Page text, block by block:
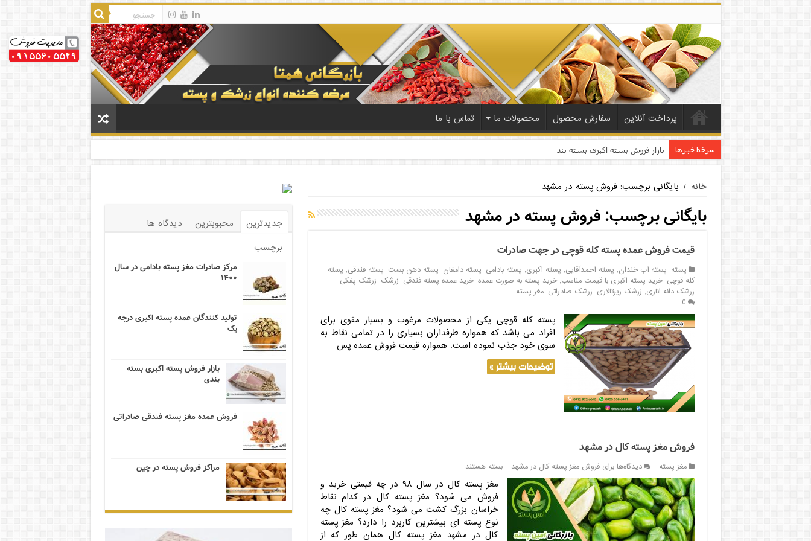
پرداخت آنلاین سفارش محصول محصولات ما تماس با ما
سرخط خبرها بازار فروش پسته اکبری بسته بندی
خانه / بایگانی برچسب: فروش پسته در مشهد
بایگانی برچسب:فروش پسته در مشهد
قیمت فروش عمده پسته کله قوچی در جهت صادرات
پسته, پسته آب خندان, پسته احمدآقایی, پسته اکبری, پسته بادامی, پسته دامغان, پسته دهن بست, پسته فندقی, پسته
کله قوچی,خرید پسته اکبری با قیمت مناسب,خرید پسته به صورت عمده,خرید عمده پسته فندقی, زرشک, زرشک پفکی,
زرشک دانه اناری, زرشک زیرتالاری, زرشک صادراتی,مغز پسته
0
پسته کله قوچی یکی از محصولات مرغوب و بسیار مقوی برای
افراد می باشد که همواره طرفداران بسیاری را در تمامی نقاط به
سوی خود جذب نموده است. همواره قیمت فروش عمده پس
توضیحات بیشتر »
فروش مغز پسته کال در مشهد
مغز پسته دیدگاه‌هابرای فروش مغز پسته کال در مشهد بسته هستند
مغز پسته کال در سال ۹۸ در چه قیمتی خرید و
فروش می شود؟ مغز پسته کال در کدام نقاط
خراسان بزرگ کشت می شود؟ مغز پسته کال چه
نوع پسته ای بیشترین کاربرد را دارد؟ مغز پسته
کال در مشهد مغز پسته کال همان طور که از
جدیدترین محبوبترین
دیدگاه ها
برچسب
مرکز صادرات مغز پسته بادامی در سال
۱۴۰۰
تولید کنندگان عمده پسته اکبری درجه
یک
بازار فروش پسته اکبری بسته
بندی
فروش عمده مغز پسته فندقی صادراتی
مراکز فروش پسته در چین